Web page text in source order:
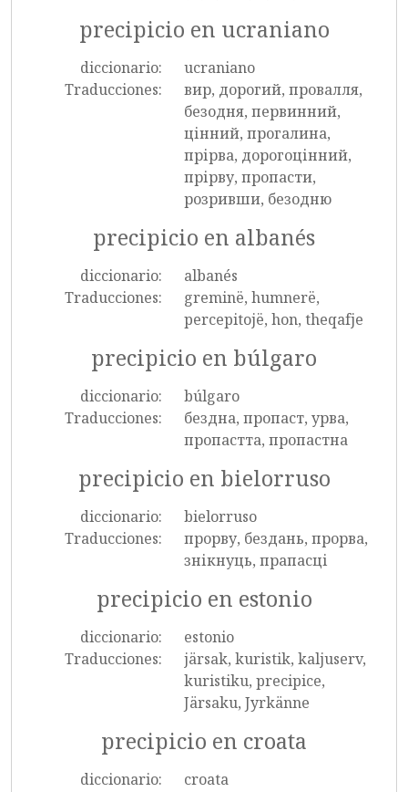
precipicio en ucraniano
diccionario:
ucraniano
Traducciones:
вир, дорогий, провалля,
безодня, первинний,
цінний, прогалина,
прірва, дорогоцінний,
прірву, пропасти,
розривши, безодню
precipicio en albanés
diccionario:
albanés
Traducciones:
greminë, humnerë,
percepitojë, hon, theqafje
precipicio en búlgaro
diccionario:
búlgaro
Traducciones:
бездна, пропаст, урва,
пропастта, пропастна
precipicio en bielorruso
diccionario:
bielorruso
Traducciones:
прорву, бездань, прорва,
знікнуць, прапасці
precipicio en estonio
diccionario:
estonio
Traducciones:
järsak, kuristik, kaljuserv,
kuristiku, precipice,
Järsaku, Jyrkänne
precipicio en croata
diccionario:
croata